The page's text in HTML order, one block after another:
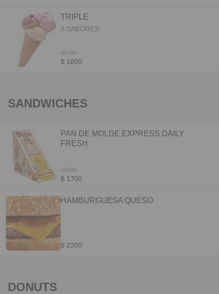
TRIPLE
3 SABORES
desde
$ 1800
SANDWICHES
PAN DE MOLDE EXPRESS DAILY
FRESH
desde
$ 1700
HAMBURGUESA QUESO
$ 2200
DONUTS